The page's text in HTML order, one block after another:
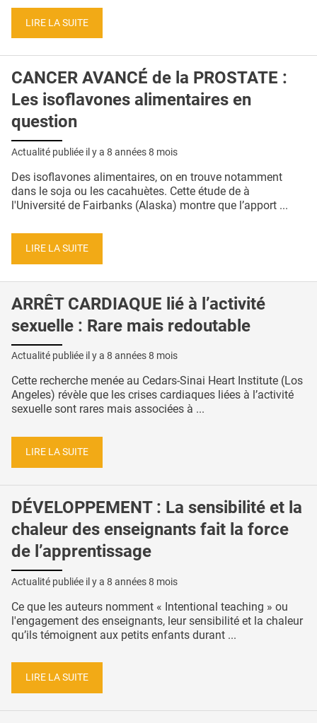
CONTACT
LIRE LA SUITE
CANCER AVANCÉ de la PROSTATE :
Les isoflavones alimentaires en
question
Actualité publiée il y a 8 années 8 mois
Des isoflavones alimentaires, on en trouve notamment
dans le soja ou les cacahuètes. Cette étude de à
l'Université de Fairbanks (Alaska) montre que l’apport ...
LIRE LA SUITE
ARRÊT CARDIAQUE lié à l’activité
sexuelle : Rare mais redoutable
Actualité publiée il y a 8 années 8 mois
Cette recherche menée au Cedars-Sinai Heart Institute (Los
Angeles) révèle que les crises cardiaques liées à l’activité
sexuelle sont rares mais associées à ...
LIRE LA SUITE
DÉVELOPPEMENT : La sensibilité et la
chaleur des enseignants fait la force
de l’apprentissage
Actualité publiée il y a 8 années 8 mois
Ce que les auteurs nomment « Intentional teaching » ou
l'engagement des enseignants, leur sensibilité et la chaleur
qu’ils témoignent aux petits enfants durant ...
LIRE LA SUITE